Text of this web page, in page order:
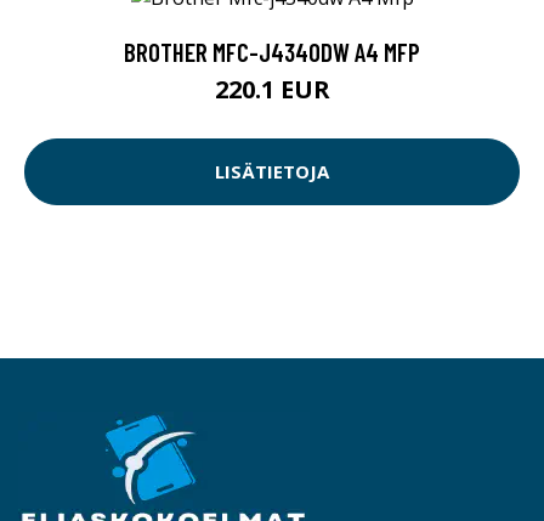
BROTHER MFC-J4340DW A4 MFP
220.1 EUR
LISÄTIETOJA